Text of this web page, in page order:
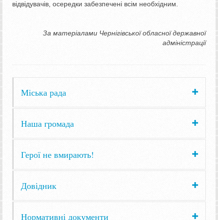
відвідувачів, осередки забезпечені всім необхідним.
За матеріалами Чернігівської обласної державної
адміністрації
Міська рада
Наша громада
Герої не вмирають!
Довідник
Нормативні документи